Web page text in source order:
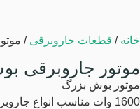
خانه / قطعات جاروبرقی /
موتور جاروبرقی
موتور بوش بزرگ
1600 وات مناسب انواع جاروبرقی بوش